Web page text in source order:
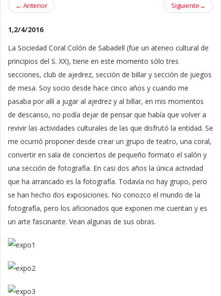
← Anterior Siguiente→
1,2/4/2016
La Sociedad Coral Colón de Sabadell (fue un ateneo cultural de
principios del S. XX), tiene en este momento sólo tres
secciones, club de ajedrez, sección de billar y sección de juegos
de mesa. Soy socio desde hace cinco años y cuando me
pasaba por allí a jugar al ajedrez y al billar, en mis momentos
de descanso, no podía dejar de pensar que había que volver a
revivir las actividades culturales de las que disfrutó la entidad. Se
me ocurrió proponer desde crear un grupo de teatro, una coral,
convertir en sala de conciertos de pequeño formato el salón y
una sección de fotografía. En casi dos años la única actividad
que ha arrancado es la fotografía. Todavía no hay grupo, pero
se han hecho dos exposiciones. No conozco el mundo de la
fotografía, pero los aficionados que exponen me cuentan y es
un arte fascinante. Vean algunas de sus obras.